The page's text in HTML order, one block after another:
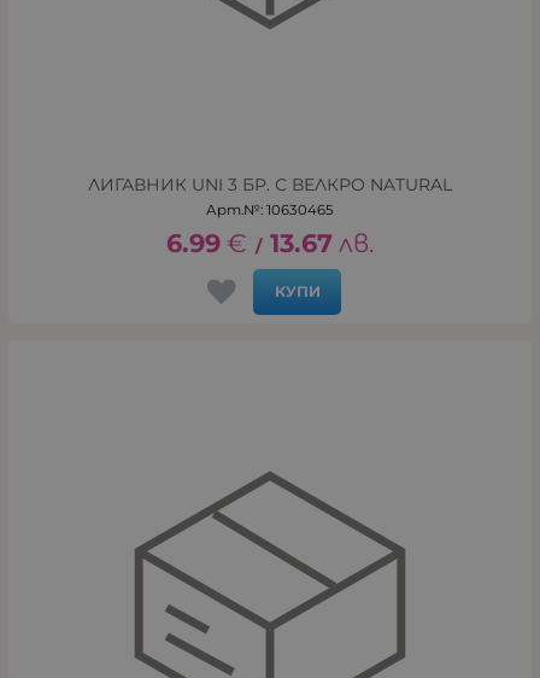
ЛИГАВНИК UNI 3 БР. С ВЕЛКРО NATURAL
Арт.№: 10630465
6.99 € / 13.67 лв.
КУПИ